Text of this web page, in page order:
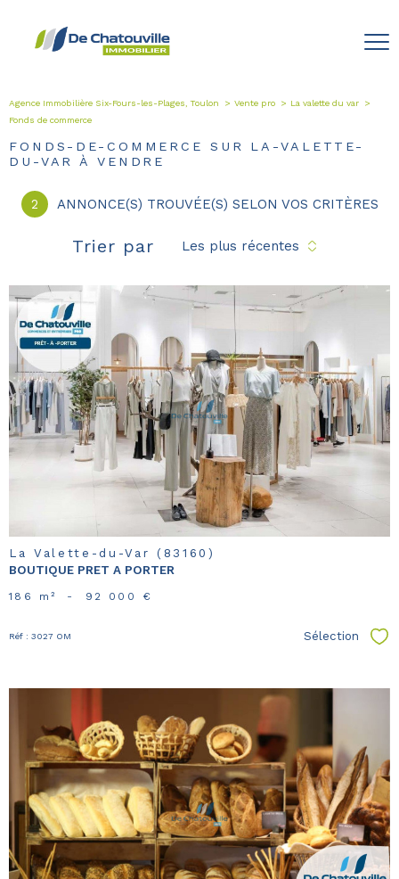
Agence Immobilière Six-Fours-les-Plages, Toulon Vente pro
La valette du var
Fonds de commerce
FONDS-DE-COMMERCE SUR LA-VALETTE-
DU-VAR À VENDRE
2 ANNONCE(S) TROUVÉE(S) SELON VOS CRITÈRES
Trier par Les plus récentes
voir le
bien
La Valette-du-Var (83160)
BOUTIQUE PRET A PORTER
186 m² - 92 000 €
Réf : 3027 OM Sélection
voir le
bien